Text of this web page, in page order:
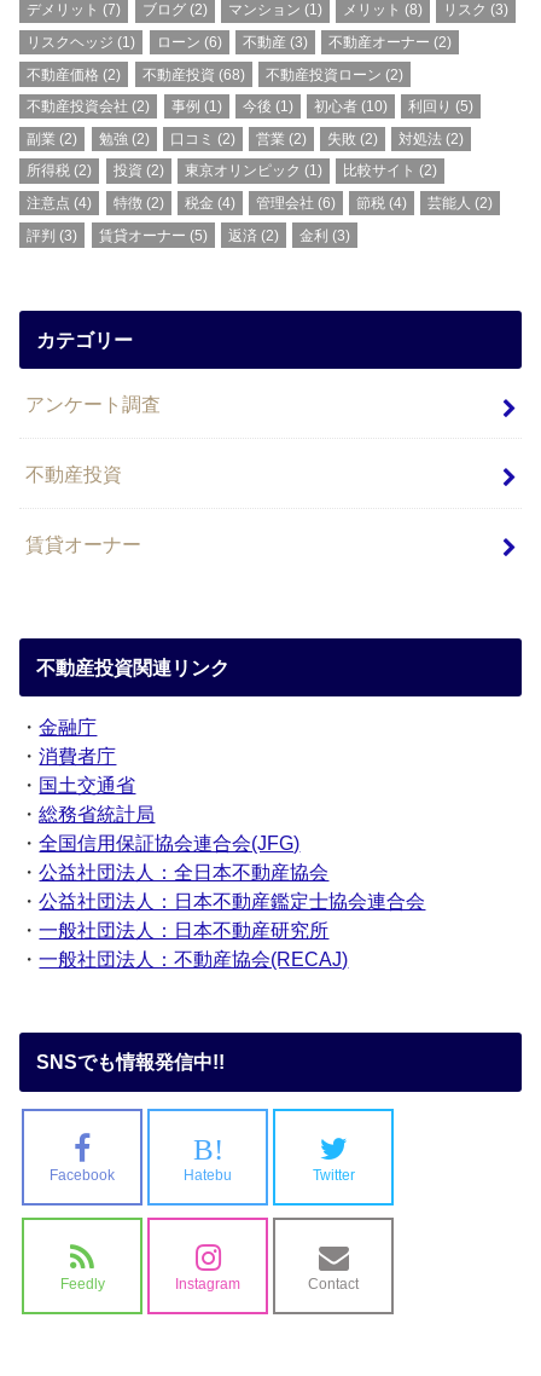
デメリット (7) ブログ(2) マンション (1) メリット (8) リスク (3)
リスクヘッジ (1) ローン (6) 不動産(3) 不動産オーナー (2)
不動産価格 (2) 不動産投資 (68) 不動産投資ローン (2)
不動産投資会社 (2) 事例 (1) 今後 (1) 初心者 (10) 利回り (5)
副業 (2) 勉強 (2) 口コミ (2) 営業 (2) 失敗 (2) 対処法 (2)
所得税 (2) 投資 (2) 東京オリンピック (1) 比較サイト (2)
注意点 (4) 特徴(2) 税金 (4) 管理会社 (6) 節税 (4) 芸能人 (2)
評判 (3) 賃貸オーナー (5) 返済 (2) 金利 (3)
カテゴリー
アンケート調査
不動産投資
賃貸オーナー
不動産投資関連リンク
・金融庁
・消費者庁
・ 国土交通省
・総務省統計局
・全国信用保証協会連合会(JFG)
・公益社団法人：全日本不動産協会
・公益社団法人：日本不動産鑑定士協会連合会
・一般社団法人：日本不動産研究所
・一般社団法人：不動産協会(RECAJ)
SNSでも情報発信中!!
Facebook
B!
Hatebu Twitter
Feedly Instagram Contact